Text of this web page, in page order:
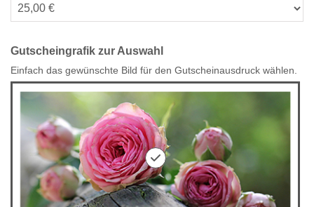
Gutscheingrafik zur Auswahl
Einfach das gewünschte Bild für den Gutscheinausdruck wählen.